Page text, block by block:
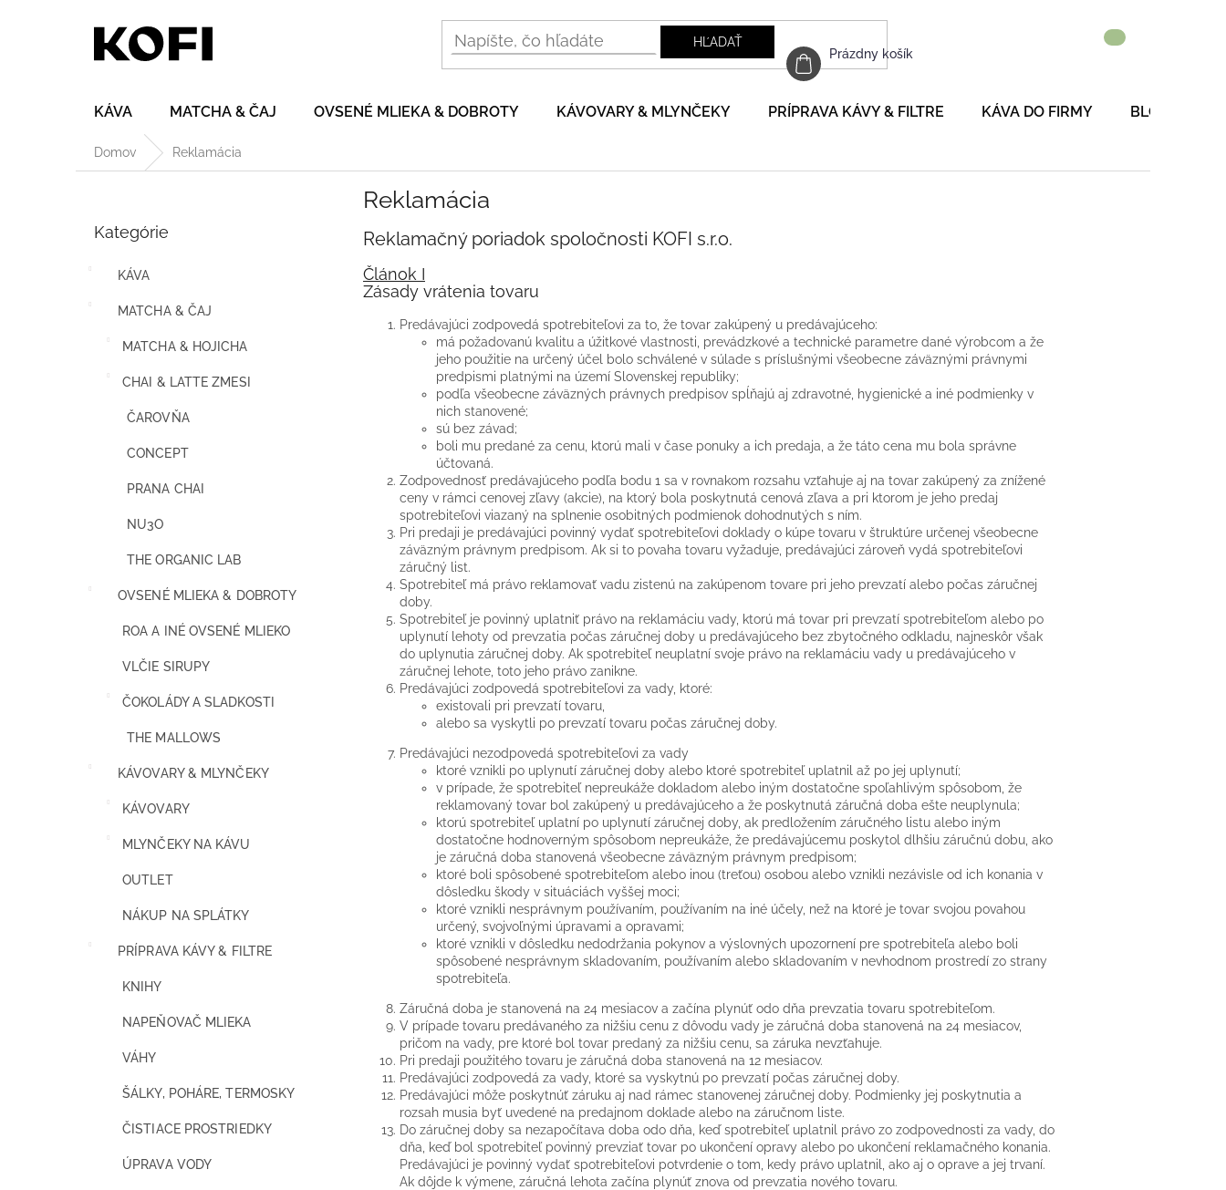
HĽADAŤ
NÁKUPNÝ
KOŠÍK
Prázdny košík
KÁVA MATCHA & ČAJ OVSENÉ MLIEKA & DOBROTY KÁVOVARY & MLYNČEKY PRÍPRAVA KÁVY & FILTRE KÁVA DO FIRMY BLOG
Domov Reklamácia
kategórie
Kategórie
KÁVA
MATCHA & ČAJ
MATCHA & HOJICHA
CHAI & LATTE ZMESI
ČAROVŇA
CONCEPT
PRANA CHAI
NU3O
THE ORGANIC LAB
OVSENÉ MLIEKA & DOBROTY
ROA A INÉ OVSENÉ MLIEKO
VLČIE SIRUPY
ČOKOLÁDY A SLADKOSTI
THE MALLOWS
KÁVOVARY & MLYNČEKY
KÁVOVARY
MLYNČEKY NA KÁVU
OUTLET
NÁKUP NA SPLÁTKY
PRÍPRAVA KÁVY & FILTRE
KNIHY
NAPEŇOVAČ MLIEKA
VÁHY
ŠÁLKY, POHÁRE, TERMOSKY
ČISTIACE PROSTRIEDKY
ÚPRAVA VODY
Reklamácia
Reklamačný poriadok spoločnosti KOFI s.r.o.
Článok I
Zásady vrátenia tovaru
Predávajúci zodpovedá spotrebiteľovi za to, že tovar zakúpený u predávajúceho:
má požadovanú kvalitu a úžitkové vlastnosti, prevádzkové a technické parametre dané výrobcom a že
jeho použitie na určený účel bolo schválené v súlade s príslušnými všeobecne záväznými právnymi
predpismi platnými na území Slovenskej republiky;
podľa všeobecne záväzných právnych predpisov spĺňajú aj zdravotné, hygienické a iné podmienky v
nich stanovené;
sú bez závad;
boli mu predané za cenu, ktorú mali v čase ponuky a ich predaja, a že táto cena mu bola správne
účtovaná.
Zodpovednosť predávajúceho podľa bodu 1 sa v rovnakom rozsahu vzťahuje aj na tovar zakúpený za znížené
ceny v rámci cenovej zľavy (akcie), na ktorý bola poskytnutá cenová zľava a pri ktorom je jeho predaj
spotrebiteľovi viazaný na splnenie osobitných podmienok dohodnutých s ním.
Pri predaji je predávajúci povinný vydať spotrebiteľovi doklady o kúpe tovaru v štruktúre určenej všeobecne
záväzným právnym predpisom. Ak si to povaha tovaru vyžaduje, predávajúci zároveň vydá spotrebiteľovi
záručný list.
Spotrebiteľ má právo reklamovať vadu zistenú na zakúpenom tovare pri jeho prevzatí alebo počas záručnej
doby.
Spotrebiteľ je povinný uplatniť právo na reklamáciu vady, ktorú má tovar pri prevzatí spotrebiteľom alebo po
uplynutí lehoty od prevzatia počas záručnej doby u predávajúceho bez zbytočného odkladu, najneskôr však
do uplynutia záručnej doby. Ak spotrebiteľ neuplatní svoje právo na reklamáciu vady u predávajúceho v
záručnej lehote, toto jeho právo zanikne.
Predávajúci zodpovedá spotrebiteľovi za vady, ktoré:
existovali pri prevzatí tovaru,
alebo sa vyskytli po prevzatí tovaru počas záručnej doby.
Predávajúci nezodpovedá spotrebiteľovi za vady
ktoré vznikli po uplynutí záručnej doby alebo ktoré spotrebiteľ uplatnil až po jej uplynutí;
v prípade, že spotrebiteľ nepreukáže dokladom alebo iným dostatočne spoľahlivým spôsobom, že
reklamovaný tovar bol zakúpený u predávajúceho a že poskytnutá záručná doba ešte neuplynula;
ktorú spotrebiteľ uplatní po uplynutí záručnej doby, ak predložením záručného listu alebo iným
dostatočne hodnoverným spôsobom nepreukáže, že predávajúcemu poskytol dlhšiu záručnú dobu, ako
je záručná doba stanovená všeobecne záväzným právnym predpisom;
ktoré boli spôsobené spotrebiteľom alebo inou (treťou) osobou alebo vznikli nezávisle od ich konania v
dôsledku škody v situáciách vyššej moci;
ktoré vznikli nesprávnym používaním, používaním na iné účely, než na ktoré je tovar svojou povahou
určený, svojvoľnými úpravami a opravami;
ktoré vznikli v dôsledku nedodržania pokynov a výslovných upozornení pre spotrebiteľa alebo boli
spôsobené nesprávnym skladovaním, používaním alebo skladovaním v nevhodnom prostredí zo strany
spotrebiteľa.
Záručná doba je stanovená na 24 mesiacov a začína plynúť odo dňa prevzatia tovaru spotrebiteľom.
V prípade tovaru predávaného za nižšiu cenu z dôvodu vady je záručná doba stanovená na 24 mesiacov,
pričom na vady, pre ktoré bol tovar predaný za nižšiu cenu, sa záruka nevzťahuje.
Pri predaji použitého tovaru je záručná doba stanovená na 12 mesiacov.
Predávajúci zodpovedá za vady, ktoré sa vyskytnú po prevzatí počas záručnej doby.
Predávajúci môže poskytnúť záruku aj nad rámec stanovenej záručnej doby. Podmienky jej poskytnutia a
rozsah musia byť uvedené na predajnom doklade alebo na záručnom liste.
Do záručnej doby sa nezapočítava doba odo dňa, keď spotrebiteľ uplatnil právo zo zodpovednosti za vady, do
dňa, keď bol spotrebiteľ povinný prevziať tovar po ukončení opravy alebo po ukončení reklamačného konania.
Predávajúci je povinný vydať spotrebiteľovi potvrdenie o tom, kedy právo uplatnil, ako aj o oprave a jej trvaní.
Ak dôjde k výmene, záručná lehota začína plynúť znova od prevzatia nového tovaru.